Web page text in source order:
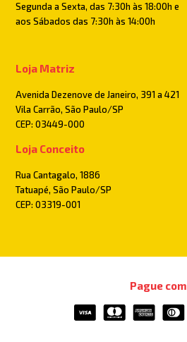
Segunda a Sexta, das 7:30h às 18:00h e
aos Sábados das 7:30h às 14:00h
Loja Matriz
Avenida Dezenove de Janeiro, 391 a 421
Vila Carrão, São Paulo/SP
CEP: 03449-000
Loja Conceito
Rua Cantagalo, 1886
Tatuapé, São Paulo/SP
CEP: 03319-001
Pague com